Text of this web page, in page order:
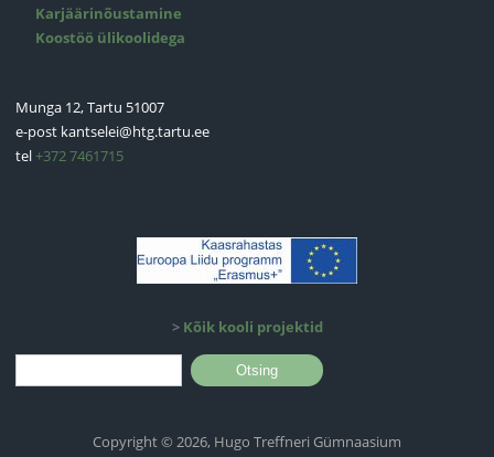
Karjäärinõustamine
Koostöö ülikoolidega
Munga 12, Tartu 51007
e-post kantselei@htg.tartu.ee
tel+372 7461715
> Kõik kooli projektid
Otsinguvorm
Otsing
Copyright © 2026, Hugo Treffneri Gümnaasium